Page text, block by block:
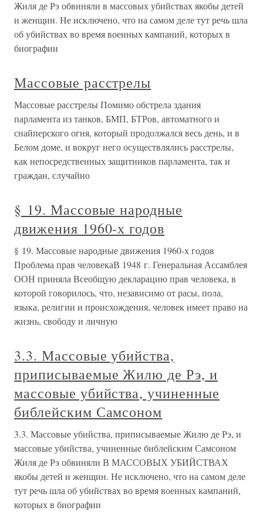
Жиля де Рэ обвиняли в массовых убийствах якобы детей
и женщин. Не исключено, что на самом деле тут речь шла
об убийствах во время военных кампаний, которых в
биографии
Массовые расстрелы
Массовые расстрелы Помимо обстрела здания
парламента из танков, БМП, БТРов, автоматного и
снайперского огня, который продолжался весь день, и в
Белом доме, и вокруг него осуществлялись расстрелы,
как непосредственных защитников парламента, так и
граждан, случайно
§ 19. Массовые народные
движения 1960-х годов
§ 19. Массовые народные движения 1960-х годов
Проблема прав человекаВ 1948 г. Генеральная Ассамблея
ООН приняла Всеобщую декларацию прав человека, в
которой говорилось, что, независимо от расы, пола,
языка, религии и происхождения, человек имеет право на
жизнь, свободу и личную
3.3. Массовые убийства,
приписываемые Жилю де Рэ, и
массовые убийства, учиненные
библейским Самсоном
3.3. Массовые убийства, приписываемые Жилю де Рэ, и
массовые убийства, учиненные библейским Самсоном
Жиля де Рэ обвиняли В МАССОВЫХ УБИЙСТВАХ
якобы детей и женщин. Не исключено, что на самом деле
тут речь шла об убийствах во время военных кампаний,
которых в биографии